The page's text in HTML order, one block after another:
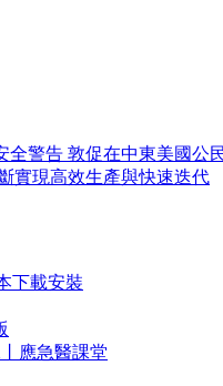
全警告 敦促在中東美國公
實現高效生產與快速迭代
下載安裝
應急醫課堂